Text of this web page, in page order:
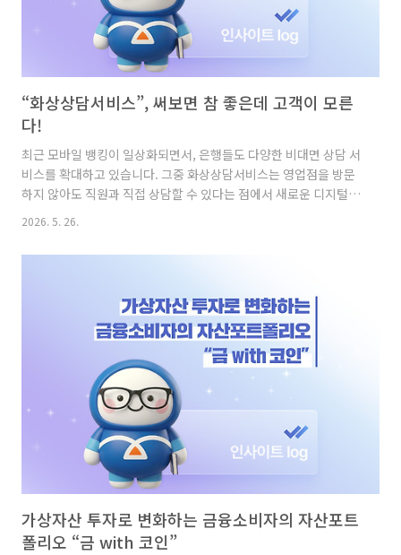
“화상상담서비스”, 써보면 참 좋은데 고객이 모른
다!
최근 모바일 뱅킹이 일상화되면서, 은행들도 다양한 비대면 상담 서
비스를 확대하고 있습니다. 그중 화상상담서비스는 영업점을 방문
하지 않아도 직원과 직접 상담할 수 있다는 점에서 새로운 디지털
금융 창구로 자리 잡고 있는데요. 다만 실제 이용 현황을 살펴보면,
게 형성되지는 않은 모습도 함께 나타났습니다. 이번 글에서는 데이
경험을 살펴보고, 앞으로 어떤 방향으로 발전해 나갈 수 있을지 함
께 알아보겠습니다. 금융 화상상담서비스, 절반 이상이 ”전혀 모른
다”고 답했다 먼저 금융소비자를 대상으로 화상상담서비스 인지 여
부를 조사한 결과, 전체 응답자의 55.4%가 서비스를 ‘들어본 적 ..
2026. 5. 26.
가상자산 투자로 변화하는 금융소비자의 자산포트
폴리오 “금 with 코인”